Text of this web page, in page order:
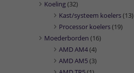
Koeling(32)
Kast/systeem koelers(13)
Processor koelers(19)
Moederborden (16)
AMD AM4(4)
AMD AM5(3)